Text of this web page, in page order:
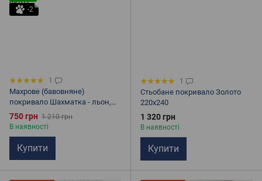
-2
1
Махрове (бавовняне)
покривало Шахматка - льон,
200х230 см, бежеве
750 грн 1 210 грн
В наявності
Купити
1
Стьобане покривало Золото
220х240
1 320 грн
В наявності
Купити